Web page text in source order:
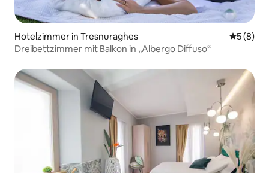
Hotelzimmer in Tresnuraghes
5 (8)
Dreibettzimmer mit Balkon in „Albergo Diffuso“